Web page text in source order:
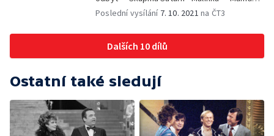
- Strano — Libera — Závěr
Loo - Balet ČST — Nové myšlení — Lenka
Richard Adam - Granada — Děláme si to sami
— Romain Didier - Vogue a l'home — Duo
Mrázek - drezúra pudlů — Jak přestat kouřit
Charleston, Black Bottom Stomp - Balet ČST
Poslední vysílání 7. 10. 2021 na ČT3
Dalších 10 dílů
Ostatní také sledují